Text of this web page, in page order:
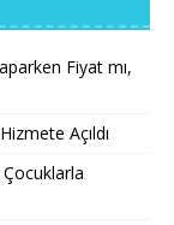
Fiyat mı,
Açıldı